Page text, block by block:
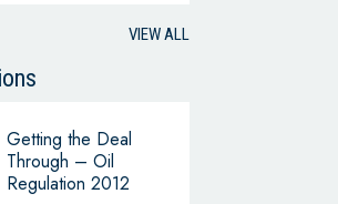
VIEW ALL
Getting the Deal
Through – Oil
Regulation 2012